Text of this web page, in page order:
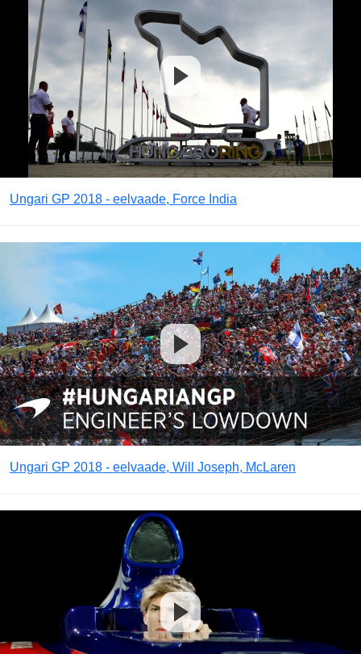
Ungari GP 2018 - eelvaade, Force India
Ungari GP 2018 - eelvaade, Will Joseph, McLaren